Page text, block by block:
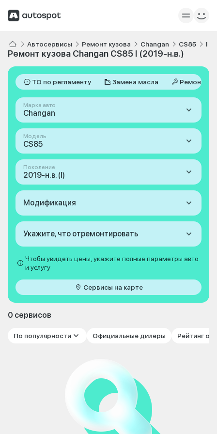
Автосервисы Ремонт кузова Changan CS85 I
Ремонт кузова Changan CS85 I (2019-н.в.)
ТО по регламенту Замена масла Ремонт
Марка авто
Changan
Модель
CS85
Поколение
2019-н.в. (I)
Модификация
Укажите, что отремонтировать
Чтобы увидеть цены, укажите полные параметры авто
и услугу
Сервисы на карте
0 сервисов
По популярности Официальные дилеры Рейтинг